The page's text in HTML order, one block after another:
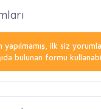
yapılmamış, ilk siz
bulunan formu